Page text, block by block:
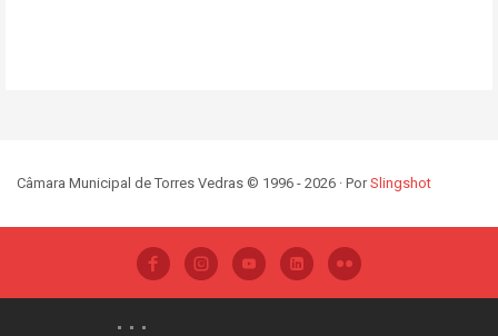
Câmara Municipal de Torres Vedras © 1996 - 2026 · PorSlingshot